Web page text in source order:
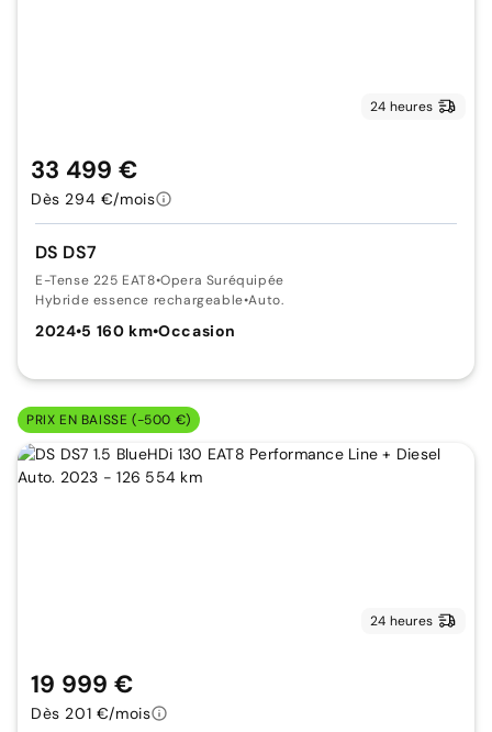
24 heures
DS DS7
E-Tense 225 EAT8•Opera Suréquipée
Hybride essence rechargeable•Auto.
2024•5 160 km•Occasion
33 499 €
Dès 294 €/mois
PRIX EN BAISSE (-500 €)
24 heures
19 999 €
Dès 201 €/mois